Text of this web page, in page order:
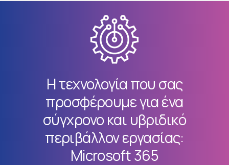
Η τεχνολογία που σας
προσφέρουμε για ένα
σύγχρονο και υβριδικό
περιβάλλον εργασίας:
Microsoft 365